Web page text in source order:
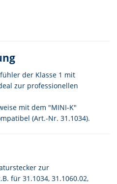
der Klasse 1 mit
zur professionellen
mit dem "MINI-K"
(Art.-Nr. 31.1034).
zur
für 31.1034, 31.1060.02,